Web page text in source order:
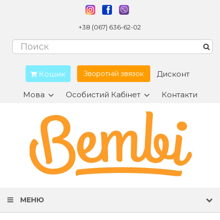
+38 (067) 636-62-02
Кошик Зворотній звязок Дисконт
Мова Особистий Кабінет Контакти
МЕНЮ